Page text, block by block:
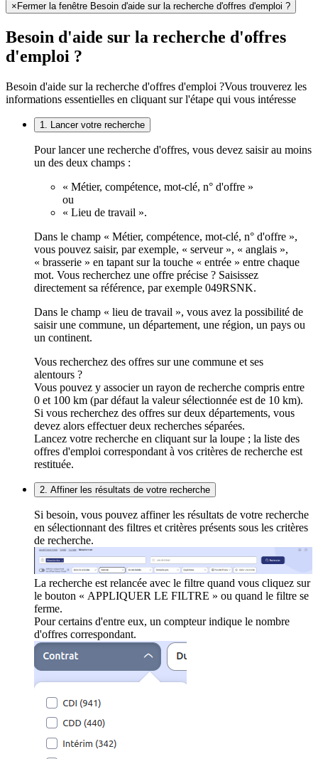
× Fermer la fenêtre Besoin d'aide sur la recherche d'offres d'emploi ?
Besoin d'aide sur la recherche d'offres
d'emploi ?
Besoin d'aide sur la recherche d'offres d'emploi ?Vous trouverez les
informations essentielles en cliquant sur l'étape qui vous intéresse
1. Lancer votre recherche
Pour lancer une recherche d'offres, vous devez saisir au moins
un des deux champs :
« Métier, compétence, mot-clé, n° d'offre »
ou
« Lieu de travail ».
Dans le champ « Métier, compétence, mot-clé, n° d'offre »,
vous pouvez saisir, par exemple, « serveur », « anglais »,
« brasserie » en tapant sur la touche « entrée » entre chaque
mot. Vous recherchez une offre précise ? Saisissez
directement sa référence, par exemple 049RSNK.
Dans le champ « lieu de travail », vous avez la possibilité de
saisir une commune, un département, une région, un pays ou
un continent.
Vous recherchez des offres sur une commune et ses
alentours ?
Vous pouvez y associer un rayon de recherche compris entre
0 et 100 km (par défaut la valeur sélectionnée est de 10 km).
Si vous recherchez des offres sur deux départements, vous
devez alors effectuer deux recherches séparées.
Lancez votre recherche en cliquant sur la loupe ; la liste des
offres d'emploi correspondant à vos critères de recherche est
restituée.
2. Affiner les résultats de votre recherche
Si besoin, vous pouvez affiner les résultats de votre recherche
en sélectionnant des filtres et critères présents sous les critères
de recherche.
La recherche est relancée avec le filtre quand vous cliquez sur
le bouton « APPLIQUER LE FILTRE » ou quand le filtre se
ferme.
Pour certains d'entre eux, un compteur indique le nombre
d'offres correspondant.